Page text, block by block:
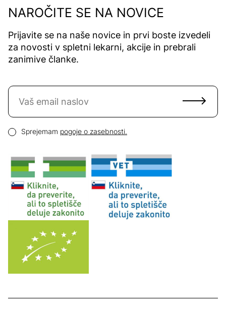
NAROČITE SE NA NOVICE
Prijavite se na naše novice in prvi boste izvedeli
za novosti v spletni lekarni, akcije in prebrali
zanimive članke.
Naročite se na novice
Pogoji zasebnosti
Sprejemam pogoje o zasebnosti.